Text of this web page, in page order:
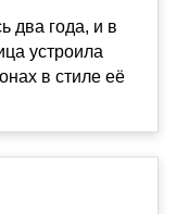
два года, и в
устроила
в стиле её